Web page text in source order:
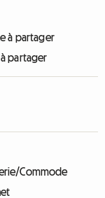
à partager
à partager
Commode